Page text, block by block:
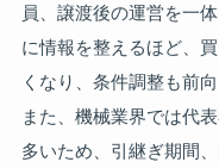
員、譲渡後の運営を一
に情報を整えるほど、
くなり、条件調整も前
また、機械業界では代
多いため、引継ぎ期間